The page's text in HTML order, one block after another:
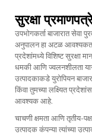
सुरक्षा
उपभोगकर्ता बाजारात सेवा
अनुपालन हा अटळ
प्रदेशांमध्ये विशिष्ट सुरक्षा
धमकी आणि ज्वलनशीलता
उत्पादकाकडे युरोपियन
किंवा तुमच्या लक्ष्यित
आवश्यक आहे.
चाचणी क्षमता आणि तृतीय-
उत्पादक कंपन्या त्यांच्या